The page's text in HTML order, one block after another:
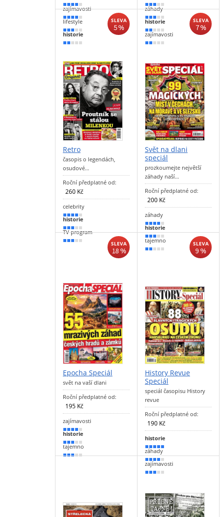
80 %
zajímavosti
70 %
lifestyle
60 %
historie
30 %
60 %
záhady
50 %
historie
40 %
zajímavosti
30 %
SLEVA
5 %
Retro
časopis o legendách,
osudové…
Roční předplatné od:
260 Kč
celebrity
80 %
historie
50 %
TV program
50 %
SLEVA
7 %
Svět na dlani
speciál
prozkoumejte největší
záhady naší…
Roční předplatné od:
200 Kč
záhady
70 %
historie
60 %
tajemno
40 %
SLEVA
18 %
Epocha Speciál
svět na vaší dlani
Roční předplatné od:
195 Kč
zajímavosti
80 %
historie
60 %
tajemno
50 %
SLEVA
9 %
History Revue
Speciál
speciál časopisu History
revue
Roční předplatné od:
190 Kč
historie
90 %
záhady
80 %
zajímavosti
50 %